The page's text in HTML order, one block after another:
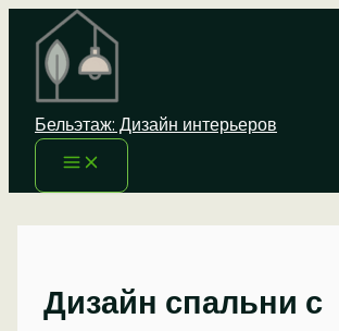
Перейти
содержимому
Бельэтаж: Дизайн интерьеров
Дизайн спальни с